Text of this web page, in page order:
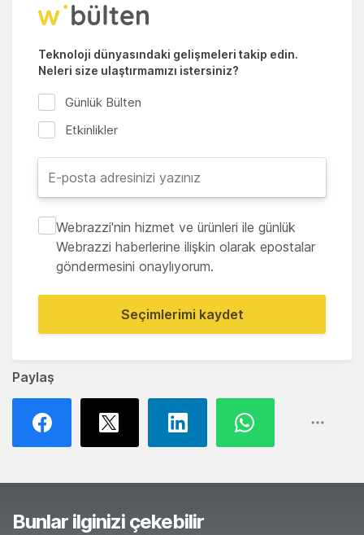
Paylaş
Teknoloji dünyasındaki gelişmeleri takip edin.
Neleri size ulaştırmamızı istersiniz?
Günlük Bülten
Etkinlikler
Webrazzi'nin hizmet ve ürünleri ile günlük
Webrazzi haberlerine ilişkin olarak epostalar
göndermesini onaylıyorum.
Seçimlerimi kaydet
Bunlar ilginizi çekebilir